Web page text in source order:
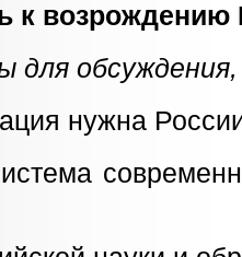
к возрождению
для обсуждения,
нужна